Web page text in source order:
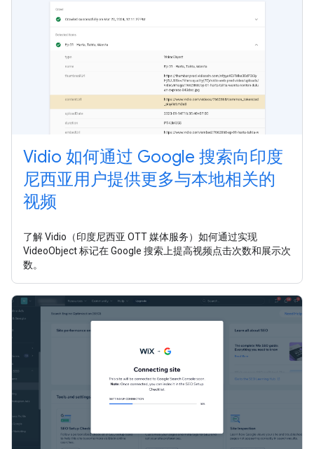
Vidio 如何通过 Google 搜索向印度
尼西亚用户提供更多与本地相关的
视频
了解 Vidio（印度尼西亚 OTT 媒体服务）如何通过实现
VideoObject 标记在 Google 搜索上提高视频点击次数和展示次
数。